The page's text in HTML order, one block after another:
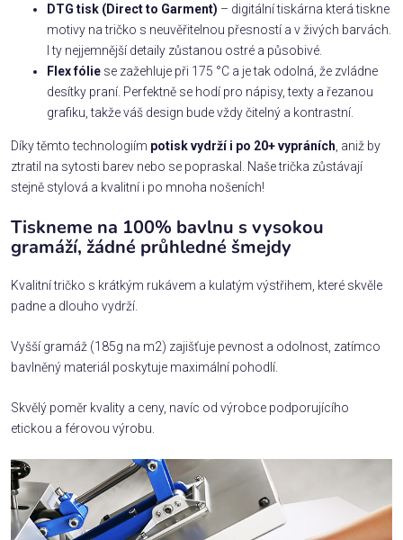
DTG tisk (Direct to Garment) – digitální tiskárna která tiskne
motivy na tričko s neuvěřitelnou přesností a v živých barvách.
I ty nejjemnější detaily zůstanou ostré a působivé.
Flex fólie se zažehluje při 175 °C a je tak odolná, že zvládne
desítky praní. Perfektně se hodí pro nápisy, texty a řezanou
grafiku, takže váš design bude vždy čitelný a kontrastní.
Díky těmto technologiím potisk vydrží i po 20+ vypráních , aniž by
ztratil na sytosti barev nebo se popraskal. Naše trička zůstávají
stejně stylová a kvalitní i po mnoha nošeních!
Tiskneme na 100% bavlnu s vysokou
gramáží, žádné průhledné šmejdy
Kvalitní tričko s krátkým rukávem a kulatým výstřihem, které skvěle
padne a dlouho vydrží.
Vyšší gramáž (185g na m2) zajišťuje pevnost a odolnost, zatímco
bavlněný materiál poskytuje maximální pohodlí.
Skvělý poměr kvality a ceny, navíc od výrobce podporujícího
etickou a férovou výrobu.